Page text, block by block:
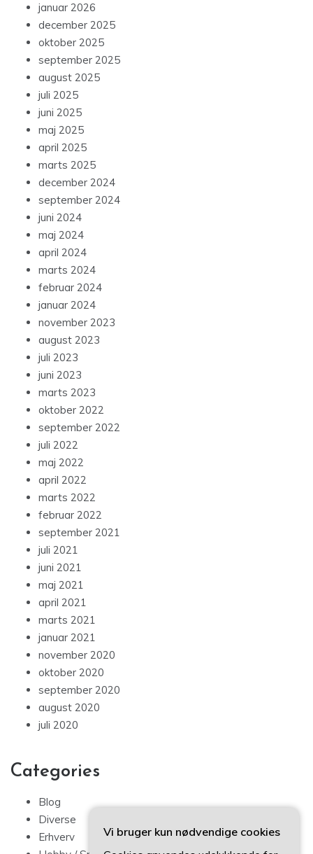
januar 2026
december 2025
oktober 2025
september 2025
august 2025
juli 2025
juni 2025
maj 2025
april 2025
marts 2025
december 2024
september 2024
juni 2024
maj 2024
april 2024
marts 2024
februar 2024
januar 2024
november 2023
august 2023
juli 2023
juni 2023
marts 2023
oktober 2022
september 2022
juli 2022
maj 2022
april 2022
marts 2022
februar 2022
september 2021
juli 2021
juni 2021
maj 2021
april 2021
marts 2021
januar 2021
november 2020
oktober 2020
september 2020
august 2020
juli 2020
Categories
Blog
Diverse
Erhverv
Vi bruger kun nødvendige cookies